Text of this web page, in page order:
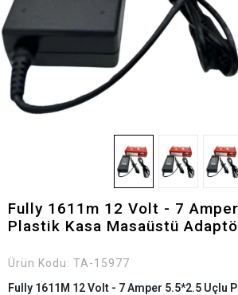
Fully 1611m 12 Volt - 7
Plastik Kasa Masaüstü
Ürün Kodu: TA-15977
Fully 1611M 12 Volt - 7 Amper 5.5*2.5 Uçlu